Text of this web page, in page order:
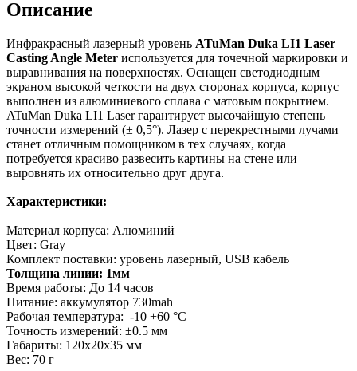
Описание
Инфракрасный лазерный уровень ATuMan Duka LI1 Laser
Casting Angle Meter используется для точечной маркировки и
выравнивания на поверхностях. Оснащен светодиодным
экраном высокой четкости на двух сторонах корпуса, корпус
выполнен из алюминиевого сплава с матовым покрытием.
ATuMan Duka LI1 Laser гарантирует высочайшую степень
точности измерений (± 0,5°). Лазер с перекрестными лучами
станет отличным помощником в тех случаях, когда
потребуется красиво развесить картины на стене или
выровнять их относительно друг друга.
Характеристики:
Материал корпуса: Алюминий
Цвет: Gray
Комплект поставки: уровень лазерный, USB кабель
Толщина линии: 1мм
Время работы: До 14 часов
Питание: аккумулятор 730mah
Рабочая температура: -10 +60 °C
Точность измерений: ±0.5 мм
Габариты: 120x20x35 мм
Вес: 70 г